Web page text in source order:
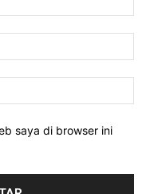
saya di browser ini